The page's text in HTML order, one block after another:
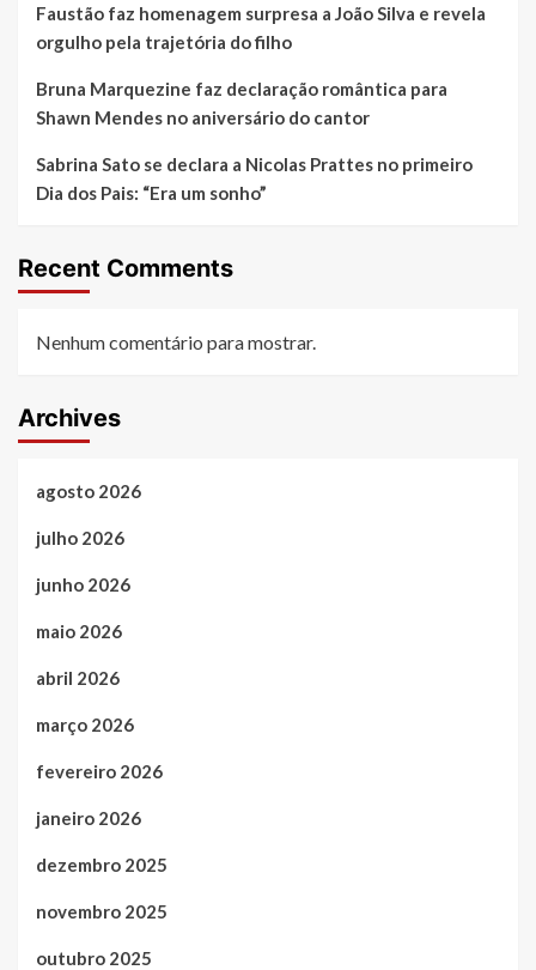
Faustão faz homenagem surpresa a João Silva e revela
orgulho pela trajetória do filho
Bruna Marquezine faz declaração romântica para
Shawn Mendes no aniversário do cantor
Sabrina Sato se declara a Nicolas Prattes no primeiro
Dia dos Pais: “Era um sonho”
Recent Comments
Nenhum comentário para mostrar.
Archives
agosto 2026
julho 2026
junho 2026
maio 2026
abril 2026
março 2026
fevereiro 2026
janeiro 2026
dezembro 2025
novembro 2025
outubro 2025